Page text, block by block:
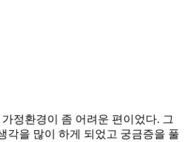
정환경이 좀 어려운 편이었다. 그
각을 많이 하게 되었고 궁금증을 풀